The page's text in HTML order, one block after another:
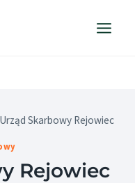
Urząd Skarbowy Rejowiec
Rejowiec